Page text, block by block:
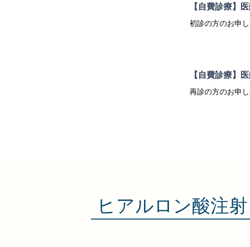
【自費診療】
初診の方のお申
【自費診療】
再診の方のお申
ヒアルロン酸注射